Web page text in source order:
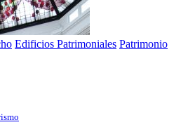
Edificios Patrimoniales Patrimonio